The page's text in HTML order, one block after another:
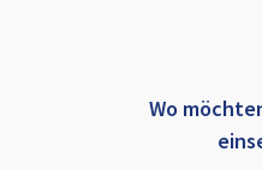
Wo